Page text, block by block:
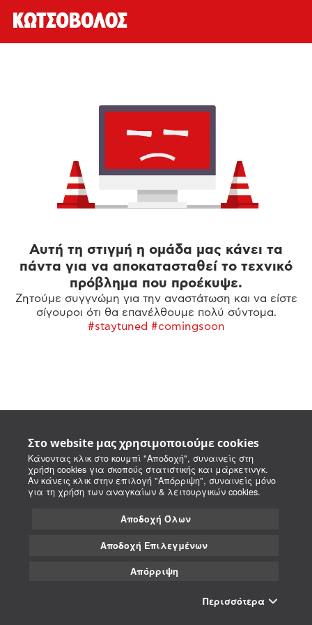
Στο website μας χρησιμοποιούμε cookies
Κάνοντας κλικ στο κουμπί "Αποδοχή", συναινείς στη
χρήση cookies για σκοπούς στατιστικής και μάρκετινγκ.
Αν κάνεις κλικ στην επιλογή "Απόρριψη", συναινείς μόνο
για τη χρήση των αναγκαίων & λειτουργικών cookies.
Αποδοχή Όλων
Αποδοχή Επιλεγμένων
Απόρριψη
Περισσότερα
Αυτή τη στιγμή η ομάδα μας κάνει τα
πάντα για να αποκατασταθεί το τεχνικό
πρόβλημα που προέκυψε.
Ζητούμε συγγνώμη για την αναστάτωση και να είστε
σίγουροι ότι θα επανέλθουμε πολύ σύντομα.
#staytuned #comingsoon